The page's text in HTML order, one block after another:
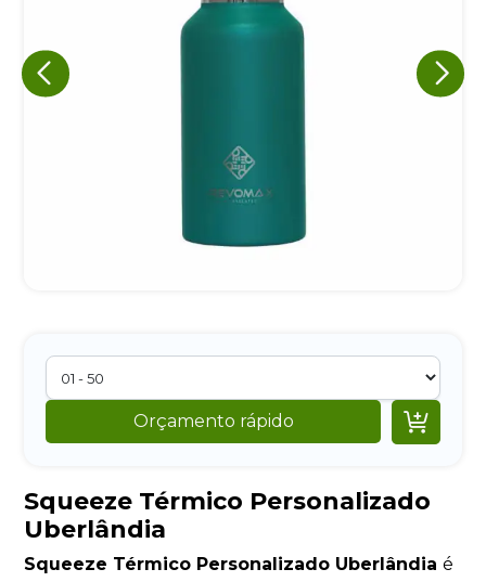
Orçamento rápido 
Squeeze Térmico Personalizado
Uberlândia
Squeeze Térmico Personalizado Uberlândiaé